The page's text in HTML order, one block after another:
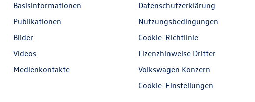
Basisinformationen
Publikationen
Bilder
Videos
Medienkontakte
Datenschutzerklärung
Nutzungsbedingungen
Cookie-Richtlinie
Lizenzhinweise Dritter
Volkswagen Konzern
Cookie-Einstellungen